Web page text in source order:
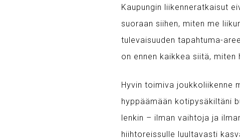
Kaupungin liikenneratkaisut
suoraan siihen, miten me
tulevaisuuden tapahtuma-
on ennen kaikkea siitä,
Hyvin toimiva joukkoliikenne
hyppäämään kotipysäkiltäni
lenkin – ilman vaihtoja ja
hiihtoreissulle luultavasti